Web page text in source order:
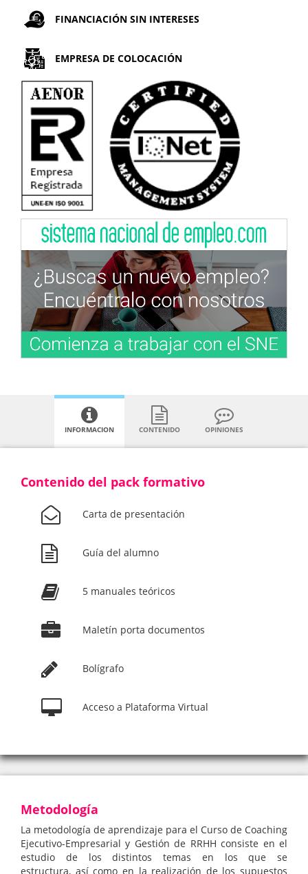
FINANCIACIÓN SIN INTERESES
EMPRESA DE COLOCACIÓN
INFORMACION CONTENIDO OPINIONES
Contenido del pack formativo
Carta de presentación
Guía del alumno
5 manuales teóricos
Maletín porta documentos
Bolígrafo
Acceso a Plataforma Virtual
Metodología
La metodología de aprendizaje para el Curso de Coaching
Ejecutivo-Empresarial y Gestión de RRHH consiste en el
estudio de los distintos temas en los que se
estructura, así como en la realización de los supuestos